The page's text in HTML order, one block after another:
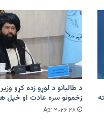
د طالبانو د لوړو زده کړو
زخمونو سره عادت او خپل
۲۸ Apr ۲۰۲۶